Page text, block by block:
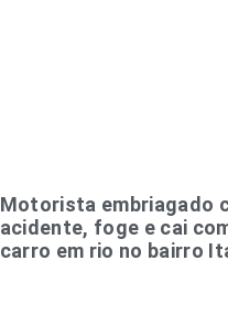
Motorista embriagado
acidente, foge e cai
carro em rio no bairro